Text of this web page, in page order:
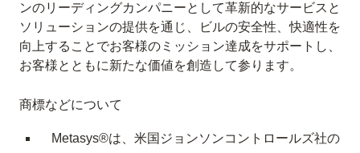
ンのリーディングカンパニーとして革新的なサービスと
ソリューションの提供を通じ、ビルの安全性、快適性を
向上することでお客様のミッション達成をサポートし、
お客様とともに新たな価値を創造して参ります。
商標などについて
Metasys®は、米国ジョンソンコントロールズ社の